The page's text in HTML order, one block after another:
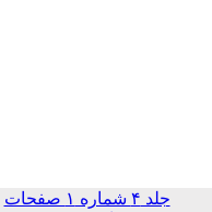
جلد ۴ شماره ۱ صفحات